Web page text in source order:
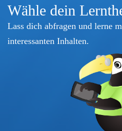
Wähle dein
Lass dich abfragen und lerne
interessanten Inhalten.